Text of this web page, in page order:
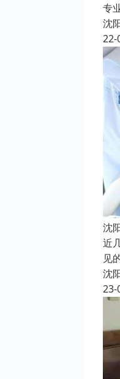
专
沈
22-
沈
近
见
沈
23-